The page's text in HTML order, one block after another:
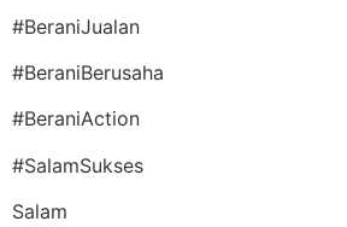
#BeraniJualan
#BeraniBerusaha
#BeraniAction
#SalamSukses
Salam